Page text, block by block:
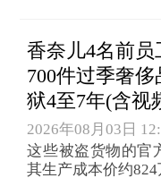
香奈儿4名前员
700件过季奢侈
狱4至7年(含视
2026年08月03日
这些被盗货物的官
其生产成本价约824